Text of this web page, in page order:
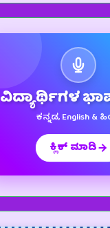
ವಿದ್ಯಾರ್ಥಿಗಳ
ಕನ್ನಡ, English &
ಕ್ಲಿಕ್ ಮಾಡಿ